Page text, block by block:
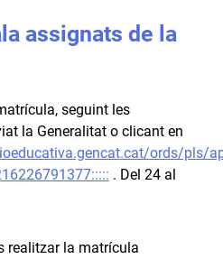
assignats de la
seguint les
la Generalitat o clicant en
ords/pls/
. Del 24 al
realitzar la matrícula